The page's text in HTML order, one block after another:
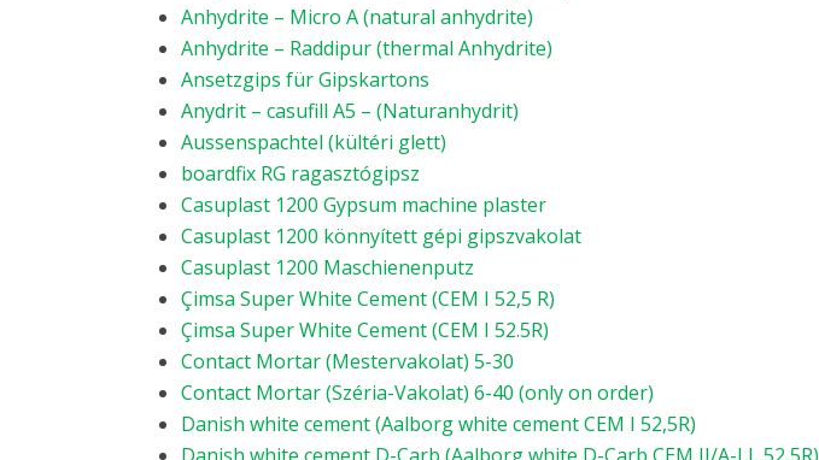
Anhydrite – Micro A (natural anhydrite)
Anhydrite – Raddipur (thermal Anhydrite)
Ansetzgips für Gipskartons
Anydrit – casufill A5 – (Naturanhydrit)
Aussenspachtel (kültéri glett)
boardfix RG ragasztógipsz
Casuplast 1200 Gypsum machine plaster
Casuplast 1200 könnyített gépi gipszvakolat
Casuplast 1200 Maschienenputz
Çimsa Super White Cement (CEM I 52,5 R)
Çimsa Super White Cement (CEM I 52.5R)
Contact Mortar (Mestervakolat) 5-30
Contact Mortar (Széria-Vakolat) 6-40 (only on order)
Danish white cement (Aalborg white cement CEM I 52,5R)